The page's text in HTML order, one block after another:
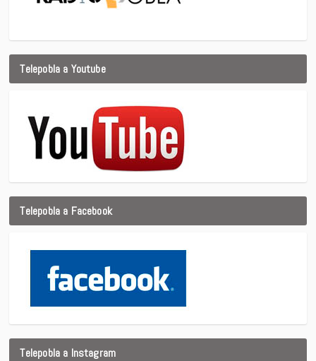
Telepobla a Youtube
Telepobla a Facebook
Telepobla a Instagram